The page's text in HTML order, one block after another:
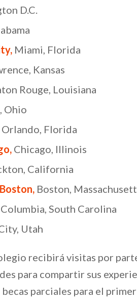
D.C.
Miami, Florida
Kansas
Rouge, Louisiana
Ohio
Orlando, Florida
Chicago, Illinois
California
Boston, Boston,
Columbia, South Carolina
Utah
recibirá visitas por
para compartir sus
parciales para el